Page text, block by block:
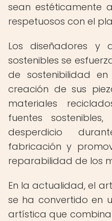
sean estéticamente
respetuosos con el
Los diseñadores y
sostenibles se
de sostenibilidad
creación de sus
materiales
fuentes
desperdicio
fabricación y
reparabilidad de los
En la actualidad, el
se ha convertido en
artística que